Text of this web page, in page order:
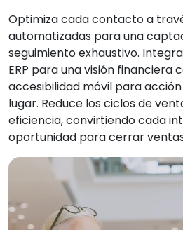
Optimiza cada contacto a
automatizadas para una
seguimiento exhaustivo.
ERP para una visión financiera
accesibilidad móvil para
lugar. Reduce los ciclos de
eficiencia, convirtiendo cada
oportunidad para cerrar